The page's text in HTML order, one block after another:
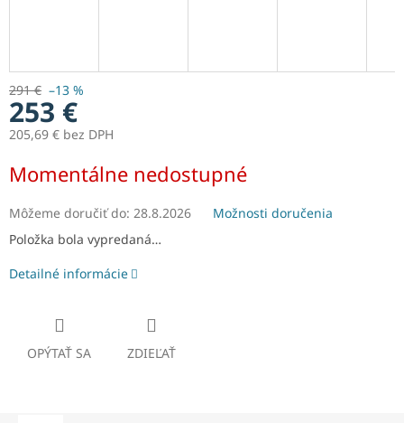
291 € –13 %
253 €
205,69 € bez DPH
cena:
Momentálne nedostupné
Môžeme doručiť do: 28.8.2026
Možnosti doručenia
Položka bola vypredaná…
Detailné informácie
OPÝTAŤ SA ZDIEĽAŤ